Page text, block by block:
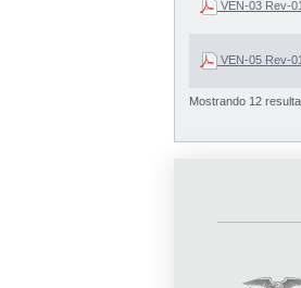
VEN-03 Rev-
VEN-05 Rev-
Mostrando 12